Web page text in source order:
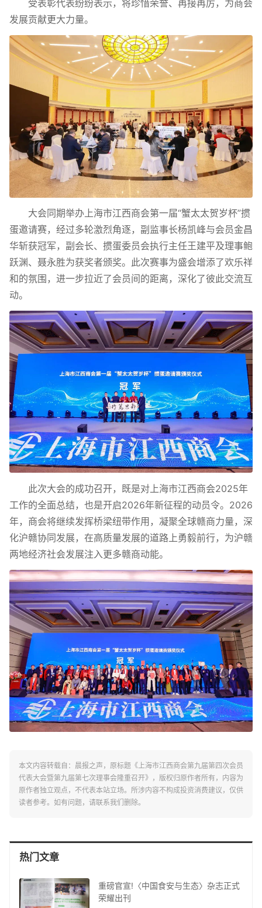
受表彰代表纷纷表示，将珍惜荣誉、再接再厉，为商会
发展贡献更大力量。
大会同期举办上海市江西商会第一届“蟹太太贺岁杯”掼
蛋邀请赛，经过多轮激烈角逐，副监事长杨凯峰与会员金昌
华斩获冠军，副会长、掼蛋委员会执行主任王建平及理事鲍
跃渊、聂永胜为获奖者颁奖。此次赛事为盛会增添了欢乐祥
和的氛围，进一步拉近了会员间的距离，深化了彼此交流互
动。
此次大会的成功召开，既是对上海市江西商会2025年
工作的全面总结，也是开启2026年新征程的动员令。2026
年，商会将继续发挥桥梁纽带作用，凝聚全球赣商力量，深
化沪赣协同发展，在高质量发展的道路上勇毅前行，为沪赣
两地经济社会发展注入更多赣商动能。
本文内容转载自：晨报之声，原标题《上海市江西商会第九届第四次会员
代表大会暨第九届第七次理事会隆重召开》，版权归原作者所有，内容为
原作者独立观点，不代表本站立场。所涉内容不构成投资消费建议，仅供
读者参考。如有问题，请联系我们删除。
热门文章
重磅官宣!〈中国食安与生态〉杂志正式
荣耀出刊